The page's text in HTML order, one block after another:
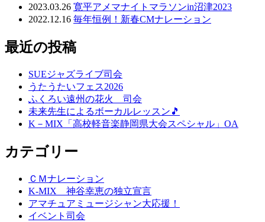
2023.03.26 寛平アメマナイトマラソンin沼津2023
2022.12.16 毎年恒例！新春CMナレーション
最近の投稿
SUEジャズライブ司会
うたうたいフェス2026
ふくろい遠州の花火 司会
未来先生によるボーカルレッスン🎵
K－MIX「高校軽音楽静岡県大会スペシャル」OA
カテゴリー
ＣＭナレーション
K-MIX 神谷幸恵の独立宣言
アマチュアミュージシャン大応援！
イベント司会